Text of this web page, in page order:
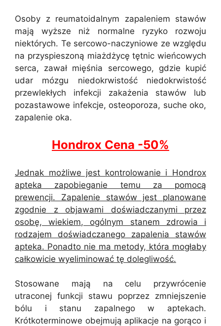
Osoby z reumatoidalnym zapaleniem stawów
mają wyższe niż normalne ryzyko rozwoju
niektórych. Te sercowo-naczyniowe ze względu
na przyspieszoną miażdżycę tętnic wieńcowych
serca, zawał mięśnia sercowego, gdzie kupić
udar mózgu niedokrwistość niedokrwistość
przewlekłych infekcji zakażenia stawów lub
pozastawowe infekcje, osteoporoza, suche oko,
zapalenie oka.
Hondrox Cena -50%
Jednak możliwe jest kontrolowanie i Hondrox
apteka zapobieganie temu za pomocą
prewencji. Zapalenie stawów jest planowane
zgodnie z objawami doświadczanymi przez
osobę, wiekiem, ogólnym stanem zdrowia i
rodzajem doświadczanego zapalenia stawów
apteka. Ponadto nie ma metody, która mogłaby
całkowicie wyeliminować tę dolegliwość.
Stosowane mają na celu przywrócenie
utraconej funkcji stawu poprzez zmniejszenie
bólu i stanu zapalnego w aptekach.
Krótkoterminowe obejmują aplikacje na gorąco i